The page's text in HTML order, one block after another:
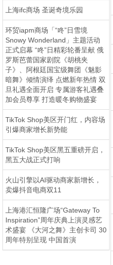
上海ifc商场 圣诞奇境乐园
环贸iapm商场「“咚”日雪境
Snowy Wonderland」主题活动
正式启幕 “咚”日精彩轮番呈献 俄
罗斯芭蕾国家剧院《胡桃夹
子》、阿根廷国宝级舞团《魅影
暗舞》倾情演绎 点燃新年热情 双
旦礼遇全面开启 专属游客礼遇叠
加会员尊享 打造暖冬购物盛宴
TikTok Shop美区开门红，内容场
引爆商家增长新势能
TikTok Shop美区黑五重磅开启，
黑五大战正式打响
火山引擎以AI驱动商家新增长，
卖爆抖音电商双11
上海港汇恒隆广场“Gateway To
Inspiration”周年庆典上演灵感艺
术盛宴 《大河之舞》主创卡司 30
周年特别呈现 中国首演